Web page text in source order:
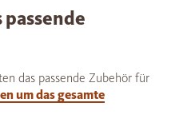
passende
das passende Zubehör für
um das gesamte